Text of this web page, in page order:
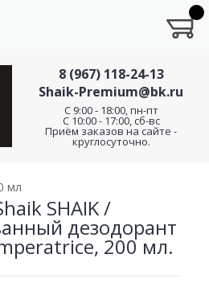
8 (967) 118-24-13
Shaik-Premium@bk.ru
C 9:00 - 18:00, пн-пт
С 10:00 - 17:00, сб-вс
Приём заказов на сайте -
круглосуточно.
мл
SHAIK /
дезодорант
200 мл.